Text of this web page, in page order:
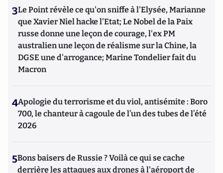
3Le Point révèle ce qu'on sniffe à l'Elysée, Marianne
que Xavier Niel hacke l'Etat; Le Nobel de la Paix
russe donne une leçon de courage, l'ex PM
australien une leçon de réalisme sur la Chine, la
DGSE une d'arrogance; Marine Tondelier fait du
Macron
4Apologie du terrorisme et du viol, antisémite : Boro
700, le chanteur à cagoule de l’un des tubes de l’été
2026
5Bons baisers de Russie ? Voilà ce qui se cache
derrière les attaques aux drones à l'aéroport de